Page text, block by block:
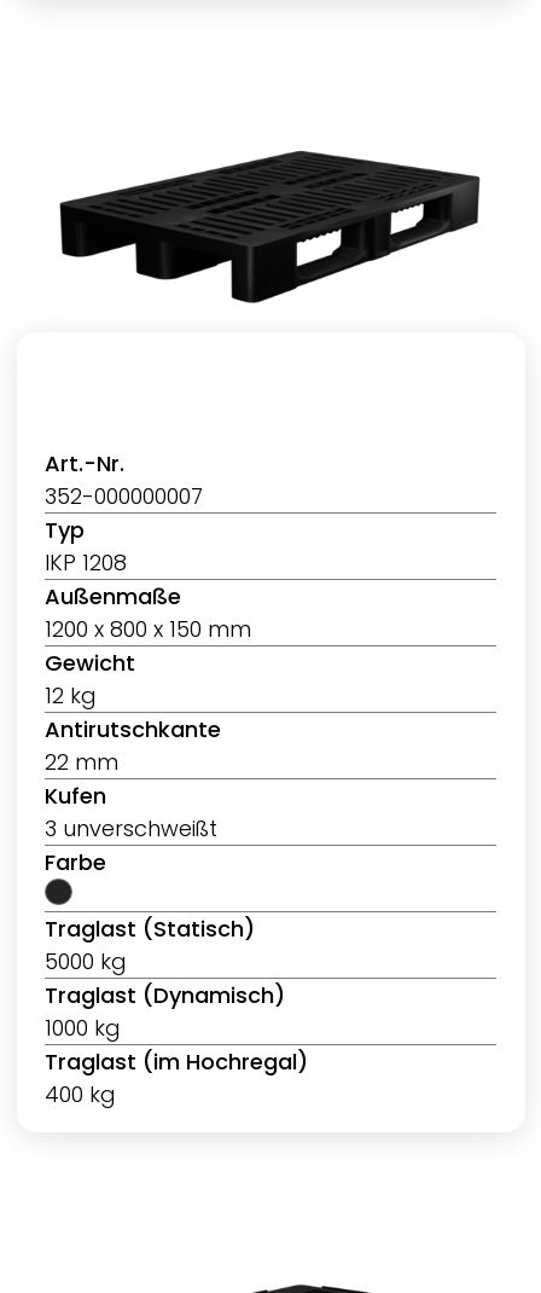
Art.-Nr.
352-000000007
Typ
IKP 1208
Außenmaße
1200 x 800 x 150 mm
Gewicht
12 kg
Antirutschkante
22 mm
Kufen
3 unverschweißt
Farbe
Traglast (Statisch)
5000 kg
Traglast (Dynamisch)
1000 kg
Traglast (im Hochregal)
400 kg